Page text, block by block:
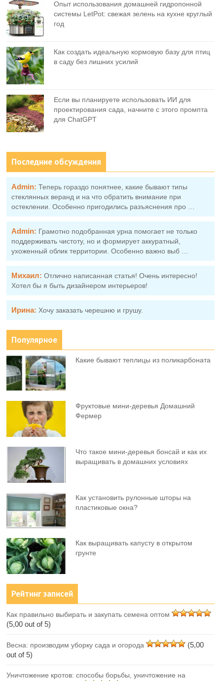
Опыт использования домашней гидропонной
системы LetPot: свежая зелень на кухне круглый
год
Как создать идеальную кормовую базу для птиц
в саду без лишних усилий
Если вы планируете использовать ИИ для
проектирования сада, начните с этого промпта
для ChatGPT
Последние обсуждения
Admin: Теперь гораздо понятнее, какие бывают типы
стеклянных веранд и на что обратить внимание при
остеклении. Особенно пригодились разъяснения про …
Admin: Грамотно подобранная урна помогает не только
поддерживать чистоту, но и формирует аккуратный,
ухоженный облик территории. Особенно важно выб …
Михаил: Отлично написанная статья! Очень интересно!
Хотел бы я быть дизайнером интерьеров!
Ирина: Хочу заказать черешню и грушу.
Популярное
Какие бывают теплицы из поликарбоната
Фруктовыe мини-деревья Домашний
Фермер
Что такое мини-деревья бонсай и как их
выращивать в домашних условиях
Как установить рулонные шторы на
пластиковые окна?
Как выращивать капусту в открытом
грунте
Рейтинг записей
Как правильно выбирать и закупать семена оптом
(5,00 out of 5)
Весна: производим уборку сада и огорода
(5,00
out of 5)
Уничтожение кротов: способы борьбы, уничтожение на